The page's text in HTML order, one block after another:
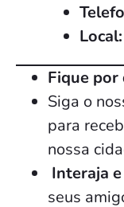
Local:
Fique por
Siga o
para
nossa
Interaja
seus